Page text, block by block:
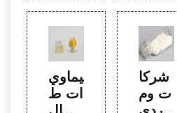
كيماوي
ات ط
شركا
ت وم